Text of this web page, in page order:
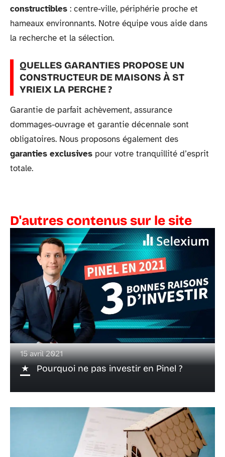
constructibles : centre-ville, périphérie proche et
hameaux environnants. Notre équipe vous aide dans
la recherche et la sélection.
QUELLES GARANTIES PROPOSE UN
CONSTRUCTEUR DE MAISONS À ST
YRIEIX LA PERCHE ?
Garantie de parfait achèvement, assurance
dommages-ouvrage et garantie décennale sont
obligatoires. Nous proposons également des
garanties exclusives pour votre tranquillité d’esprit
totale.
D'autres contenus sur le site
15 avril 2021
Pourquoi ne pas investir en Pinel ?